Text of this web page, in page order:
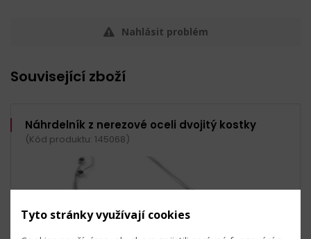
Nahlásit problém
Související zboží
Náhrdelník z nerezové oceli dvojitý kostky
(Kód produktu: 145068)
Tyto stránky využívají cookies